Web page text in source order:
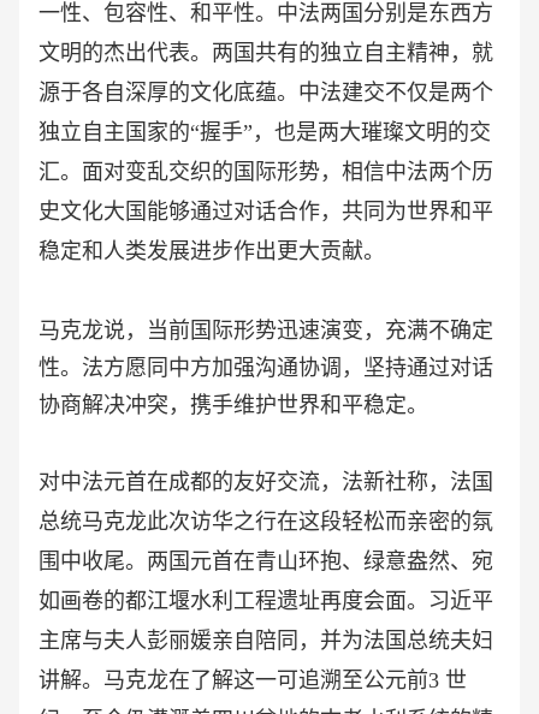
一性、包容性、和平性。中法两国分别是东西方
文明的杰出代表。两国共有的独立自主精神，就
源于各自深厚的文化底蕴。中法建交不仅是两个
独立自主国家的“握手”，也是两大璀璨文明的交
汇。面对变乱交织的国际形势，相信中法两个历
史文化大国能够通过对话合作，共同为世界和平
稳定和人类发展进步作出更大贡献。
马克龙说，当前国际形势迅速演变，充满不确定
性。法方愿同中方加强沟通协调，坚持通过对话
协商解决冲突，携手维护世界和平稳定。
对中法元首在成都的友好交流，法新社称，法国
总统马克龙此次访华之行在这段轻松而亲密的氛
围中收尾。两国元首在青山环抱、绿意盎然、宛
如画卷的都江堰水利工程遗址再度会面。习近平
主席与夫人彭丽媛亲自陪同，并为法国总统夫妇
讲解。马克龙在了解这一可追溯至公元前3 世